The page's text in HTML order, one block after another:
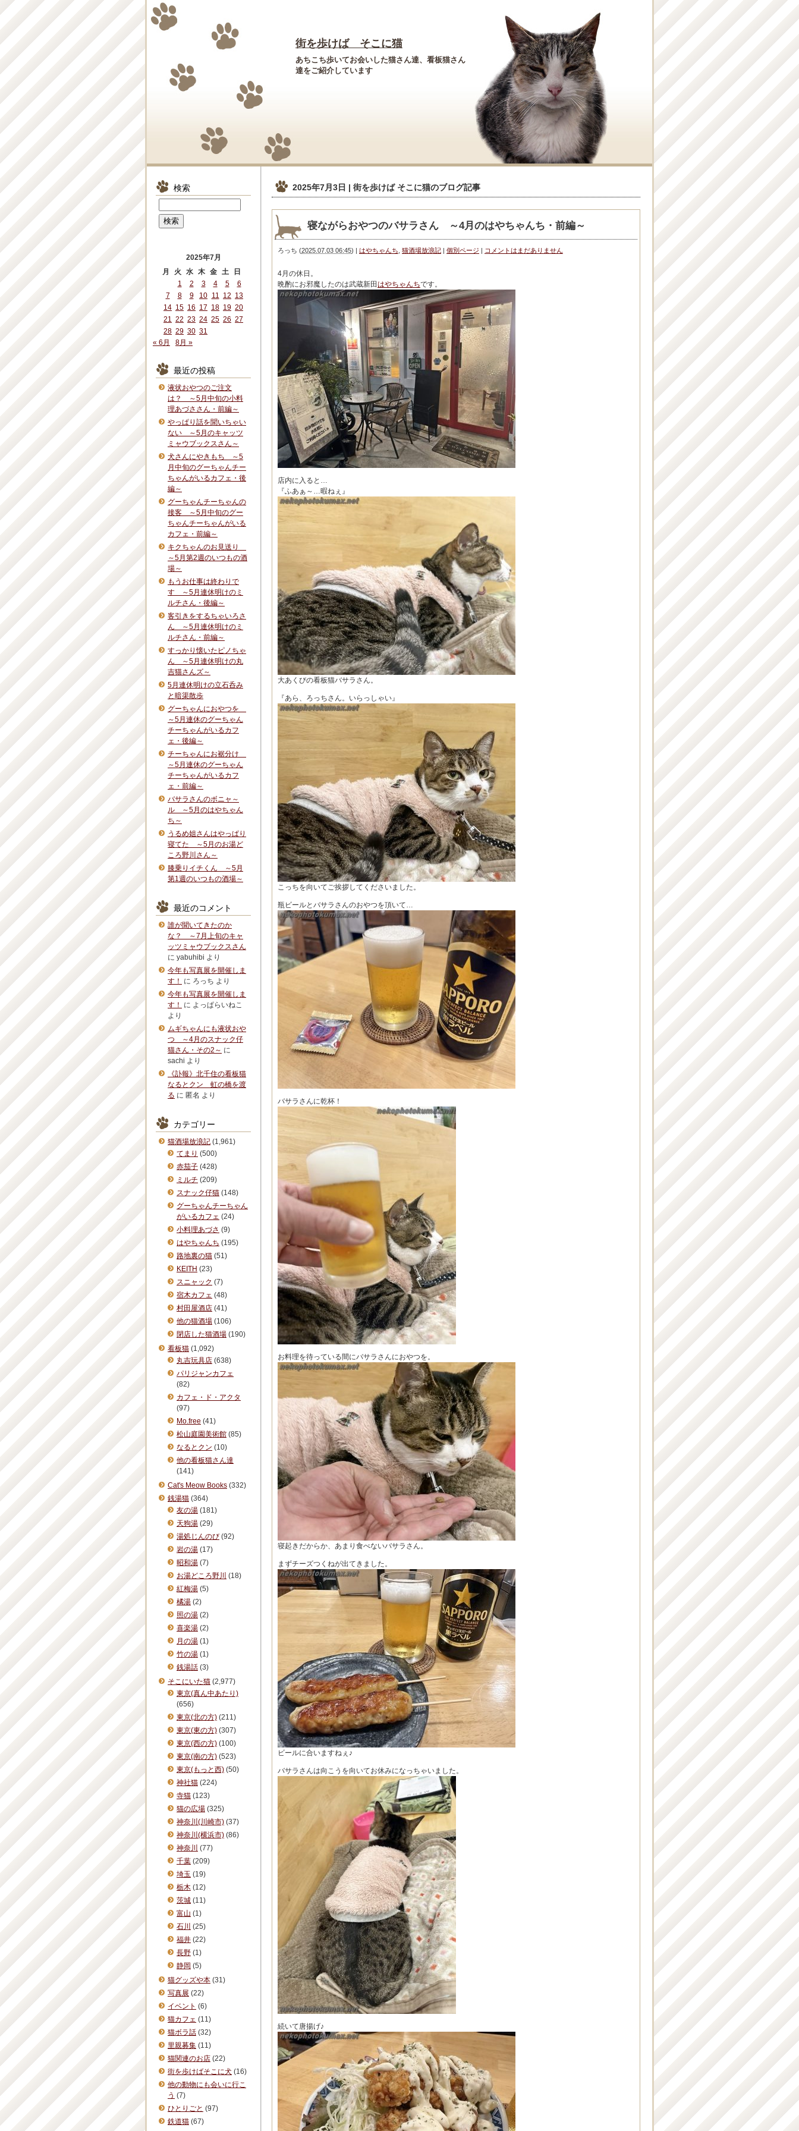
街を歩けば そこに猫
あちこち歩いてお会いした猫さん達、看板猫さん
達をご紹介しています
2025年7月3日 | 街を歩けば そこに猫のブログ記事
寝ながらおやつのバサラさん ～4月のはやちゃんち・前編～
ろっち (2025.07.03 06:45) | はやちゃんち 猫酒場放浪記 | 個別ページ | コメントはまだありません
4月の休日。
晩酌にお邪魔したのは武蔵新田はやちゃんちです。
店内に入ると…
『ふあぁ～…暇ねぇ』
大あくびの看板猫バサラさん。
『あら、ろっちさん。いらっしゃい』
こっちを向いてご挨拶してくださいました。
瓶ビールとバサラさんのおやつを頂いて…
バサラさんに乾杯！
お料理を待っている間にバサラさんにおやつを。
寝起きだからか、あまり食べないバサラさん。
まずチーズつくねが出てきました。
ビールに合いますねぇ♪
バサラさんは向こうを向いてお休みになっちゃいました。
続いて唐揚げ♪
検索
2025年7月
月
火 水 木 金 土
日
1
2 3 4 5
6
7
8 9 10 11 12 13
14 15 16 17 18 19 20
21 22 23 24 25 26 27
28 29 30 31
« 6月
8月 »
最近の投稿
液状おやつのご注文
は？ ～5月中旬の小料
理あづささん・前編～
やっぱり話を聞いちゃい
ない ～5月のキャッツ
ミャウブックスさん～
犬さんにやきもち ～5
月中旬のグーちゃんチー
ちゃんがいるカフェ・後
編～
グーちゃんチーちゃんの
接客 ～5月中旬のグー
ちゃんチーちゃんがいる
カフェ・前編～
キクちゃんのお見送り
～5月第2週のいつもの酒
場～
もうお仕事は終わりで
す ～5月連休明けのミ
ルチさん・後編～
客引きをするちゃいろさ
ん ～5月連休明けのミ
ルチさん・前編～
すっかり懐いたピノちゃ
ん ～5月連休明けの丸
吉猫さんズ～
5月連休明けの立石呑み
と暗渠散歩
グーちゃんにおやつを
～5月連休のグーちゃん
チーちゃんがいるカフ
ェ・後編～
チーちゃんにお裾分け
～5月連休のグーちゃん
チーちゃんがいるカフ
ェ・前編～
バサラさんのボニャ～
ル ～5月のはやちゃん
ち～
うるめ姐さんはやっぱり
寝てた ～5月のお湯ど
ころ野川さん～
膝乗りイチくん ～5月
第1週のいつもの酒場～
最近のコメント
誰が聞いてきたのか
な？ ～7月上旬のキャ
ッツミャウブックスさん
に yabuhibi より
今年も写真展を開催しま
す！
に ろっち より
今年も写真展を開催しま
す！
に よっぱらいねこ
より
ムギちゃんにも液状おや
つ ～4月のスナック仔
猫さん・その2～ に
sachi より
《訃報》北千住の看板猫
なるとクン 虹の橋を渡
る に 匿名 より
カテゴリー
猫酒場放浪記 (1,961)
てまり (500)
赤茄子 (428)
ミルチ (209)
スナック仔猫 (148)
グーちゃんチーちゃん
がいるカフェ (24)
小料理あづさ (9)
はやちゃんち (195)
路地裏の猫 (51)
KEITH (23)
スニャック (7)
宿木カフェ (48)
村田屋酒店 (41)
他の猫酒場 (106)
閉店した猫酒場 (190)
看板猫 (1,092)
丸吉玩具店 (638)
パリジャンカフェ
(82)
カフェ・ド・アクタ
(97)
Mo.free (41)
松山庭園美術館 (85)
なるとクン (10)
他の看板猫さん達
(141)
Cat's Meow Books (332)
銭湯猫 (364)
友の湯 (181)
天狗湯 (29)
湯処じんのび (92)
岩の湯 (17)
昭和湯 (7)
お湯どころ野川 (18)
紅梅湯 (5)
橘湯 (2)
照の湯 (2)
喜楽湯 (2)
月の湯 (1)
竹の湯 (1)
銭湯話 (3)
そこにいた猫 (2,977)
東京(真ん中あたり)
(656)
東京(北の方) (211)
東京(東の方) (307)
東京(西の方) (100)
東京(南の方) (523)
東京(もっと西) (50)
神社猫 (224)
寺猫 (123)
猫の広場 (325)
神奈川(川崎市) (37)
神奈川(横浜市) (86)
神奈川 (77)
千葉 (209)
埼玉 (19)
栃木 (12)
茨城 (11)
富山 (1)
石川 (25)
福井 (22)
長野 (1)
静岡 (5)
猫グッズや本 (31)
写真展 (22)
イベント (6)
猫カフェ (11)
猫ボラ話 (32)
里親募集 (11)
猫関連のお店 (22)
街を歩けばそこに犬 (16)
他の動物にも会いに行こ
う (7)
ひとりごと (97)
鉄道猫 (67)